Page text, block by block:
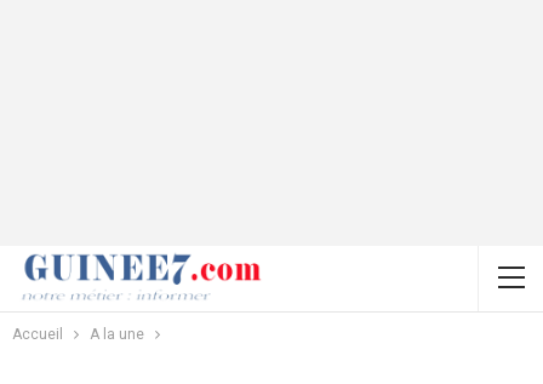
Accueil A la une